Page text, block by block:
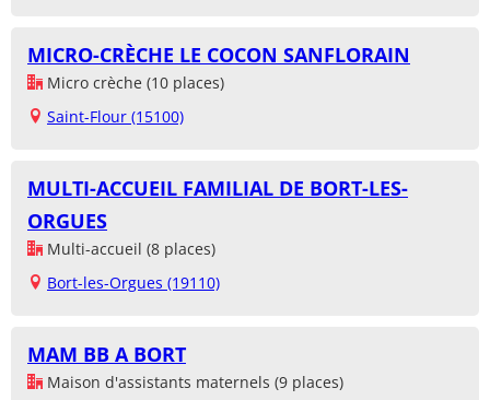
MICRO-CRÈCHE LE COCON SANFLORAIN
Micro crèche (10 places)
Saint-Flour (15100)
MULTI-ACCUEIL FAMILIAL DE BORT-LES-
ORGUES
Multi-accueil (8 places)
Bort-les-Orgues (19110)
MAM BB A BORT
Maison d'assistants maternels (9 places)